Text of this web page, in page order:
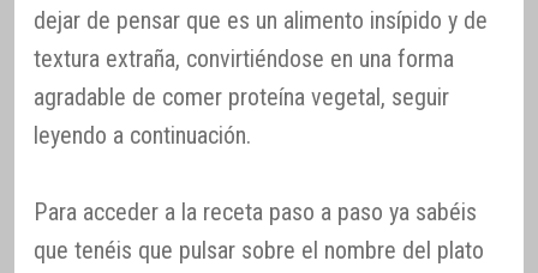
dejar de pensar que es un alimento insípido y de
textura extraña, convirtiéndose en una forma
agradable de comer proteína vegetal, seguir
leyendo a continuación.
Para acceder a la receta paso a paso ya sabéis
que tenéis que pulsar sobre el nombre del plato